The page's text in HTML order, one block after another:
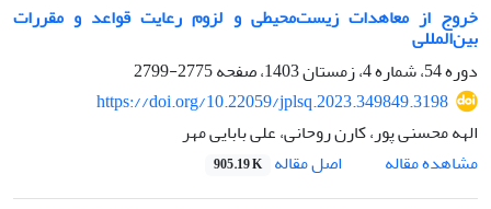
خروج از معاهدات زیست‌محیطی و لزوم رعایت قواعد و مقررات
بین‌المللی
دوره 54، شماره 4، زمستان 1403، صفحه
2775-2799
https://doi.org/10.22059/jplsq.2023.349849.3198
الهه محسنی پور، کارن روحانی، علی بابایی مهر
مشاهده مقاله
اصل مقاله 905.19 K